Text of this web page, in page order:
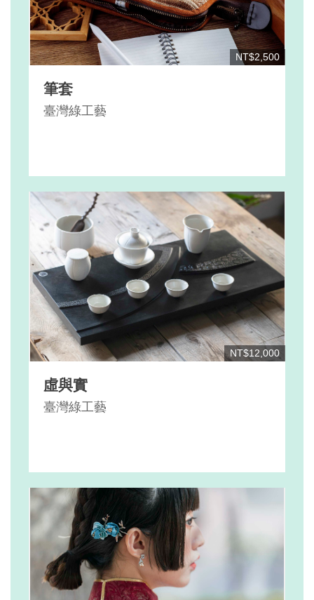
NT$2,500
筆套
臺灣綠工藝
NT$12,000
虛與實
臺灣綠工藝